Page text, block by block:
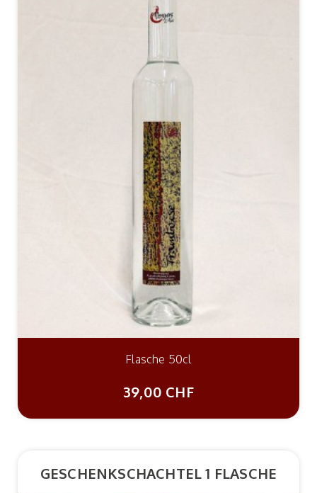
Flasche 50cl
39,00 CHF
GESCHENKSCHACHTEL 1 FLASCHE